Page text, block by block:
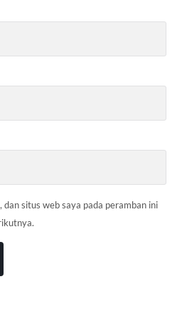
dan situs web saya pada peramban ini